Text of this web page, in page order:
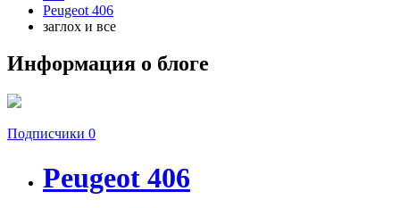
Peugeot 406
заглох и все
Информация о блоге
Подписчики 0
Peugeot 406